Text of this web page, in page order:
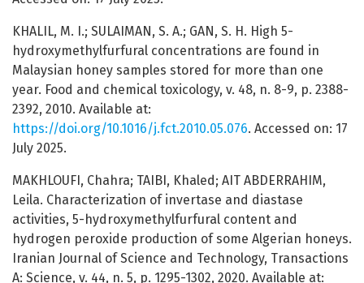
KHALIL, M. I.; SULAIMAN, S. A.; GAN, S. H. High 5-
hydroxymethylfurfural concentrations are found in
Malaysian honey samples stored for more than one
year. Food and chemical toxicology, v. 48, n. 8-9, p. 2388-
2392, 2010. Available at:
https://doi.org/10.1016/j.fct.2010.05.076. Accessed on: 17
July 2025.
MAKHLOUFI, Chahra; TAIBI, Khaled; AIT ABDERRAHIM,
Leila. Characterization of invertase and diastase
activities, 5-hydroxymethylfurfural content and
hydrogen peroxide production of some Algerian honeys.
Iranian Journal of Science and Technology, Transactions
A: Science, v. 44, n. 5, p. 1295-1302, 2020. Available at: